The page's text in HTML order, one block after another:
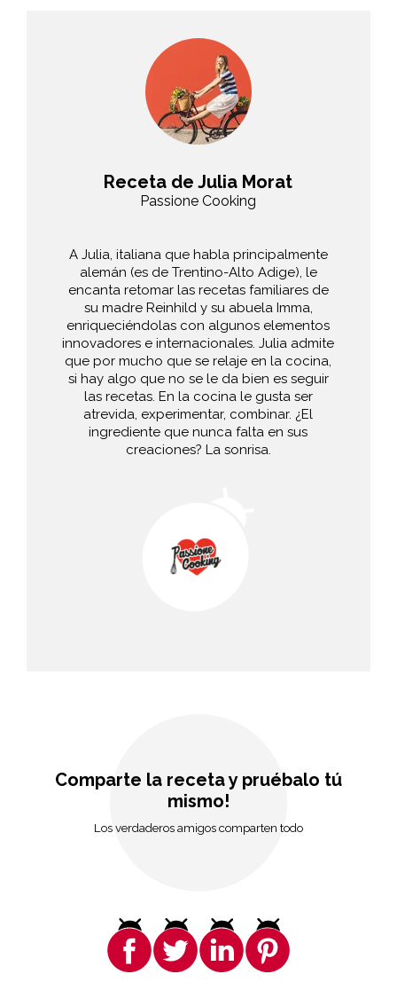
Receta de Julia Morat
Passione Cooking
A Julia, italiana que habla principalmente
alemán (es de Trentino-Alto Adige), le
encanta retomar las recetas familiares de
su madre Reinhild y su abuela Imma,
enriqueciéndolas con algunos elementos
innovadores e internacionales. Julia admite
que por mucho que se relaje en la cocina,
si hay algo que no se le da bien es seguir
las recetas. En la cocina le gusta ser
atrevida, experimentar, combinar. ¿El
ingrediente que nunca falta en sus
creaciones? La sonrisa.
Comparte la receta y pruébalo tú
mismo!
Los verdaderos amigos comparten todo